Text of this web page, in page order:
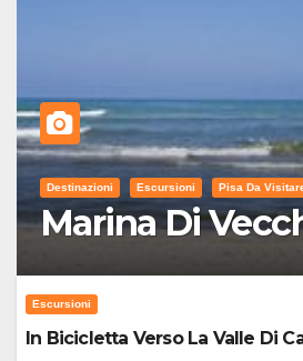
Destinazioni Escursioni Pisa Da
Marina Di
Escursioni
In Bicicletta Verso La Valle Di